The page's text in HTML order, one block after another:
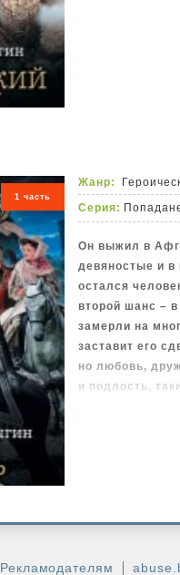
1 часть
Жанр:
Серия:
Он выжил в
девяностые и в
остался
второй шанс –
замерли на
заставит его
но любовь,
и подлость,
ребенок: если
Рекламодателям